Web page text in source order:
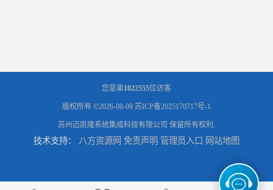
您是第1022555位访客
版权所有 ©2026-08-09 苏ICP备2025170717号-1
苏州迈凯隆系统集成科技有限公司 保留所有权利.
技术支持： 八方资源网 免责声明 管理员入口 网站地图